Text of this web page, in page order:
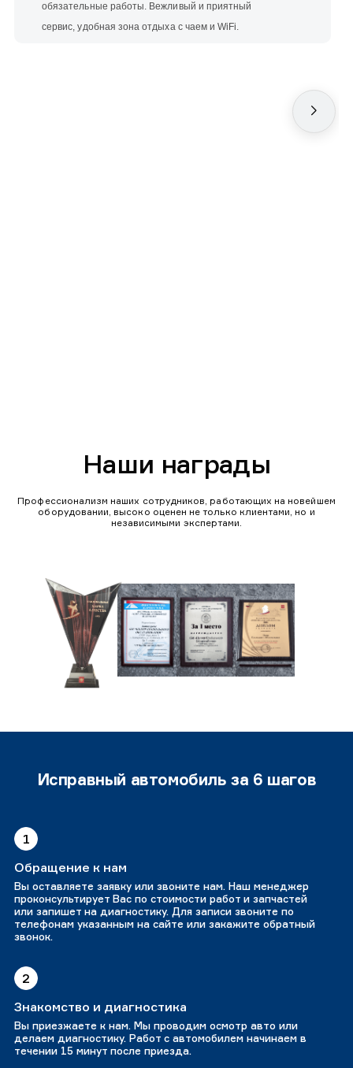
обязательные работы. Вежливый и приятный
сервис, удобная зона отдыха с чаем и WiFi.
Наши награды
Профессионализм наших сотрудников, работающих на новейшем
оборудовании, высоко оценен не только клиентами, но и
независимыми экспертами.
Исправный автомобиль за 6 шагов
1
Обращение к нам
Вы оставляете заявку или звоните нам. Наш менеджер
проконсультирует Вас по стоимости работ и запчастей
или запишет на диагностику. Для записи звоните по
телефонам указанным на сайте или закажите обратный
звонок.
2
Знакомство и диагностика
Вы приезжаете к нам. Мы проводим осмотр авто или
делаем диагностику. Работ с автомобилем начинаем в
течении 15 минут после приезда.